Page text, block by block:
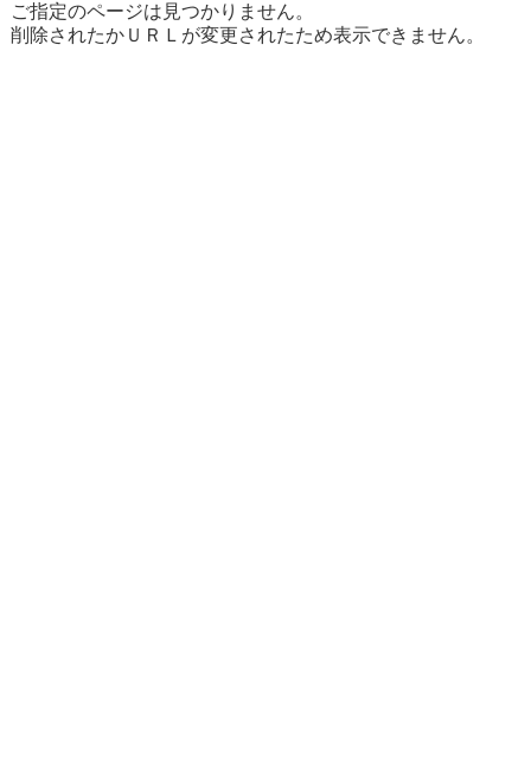
ご指定のページは見つかりません。
削除されたかＵＲＬが変更されたため表示できません。